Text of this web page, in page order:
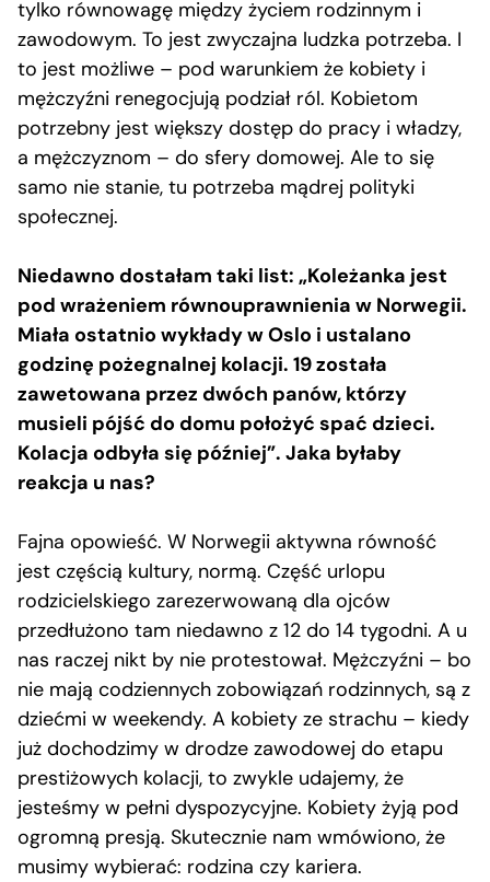
tylko równowagę między życiem rodzinnym i
zawodowym. To jest zwyczajna ludzka potrzeba. I
to jest możliwe – pod warunkiem że kobiety i
mężczyźni renegocjują podział ról. Kobietom
potrzebny jest większy dostęp do pracy i władzy,
a mężczyznom – do sfery domowej. Ale to się
samo nie stanie, tu potrzeba mądrej polityki
społecznej.
Niedawno dostałam taki list: „Koleżanka jest
pod wrażeniem równouprawnienia w Norwegii.
Miała ostatnio wykłady w Oslo i ustalano
godzinę pożegnalnej kolacji. 19 została
zawetowana przez dwóch panów, którzy
musieli pójść do domu położyć spać dzieci.
Kolacja odbyła się później”. Jaka byłaby
reakcja u nas?
Fajna opowieść. W Norwegii aktywna równość
jest częścią kultury, normą. Część urlopu
rodzicielskiego zarezerwowaną dla ojców
przedłużono tam niedawno z 12 do 14 tygodni. A u
nas raczej nikt by nie protestował. Mężczyźni – bo
nie mają codziennych zobowiązań rodzinnych, są z
dziećmi w weekendy. A kobiety ze strachu – kiedy
już dochodzimy w drodze zawodowej do etapu
prestiżowych kolacji, to zwykle udajemy, że
jesteśmy w pełni dyspozycyjne. Kobiety żyją pod
ogromną presją. Skutecznie nam wmówiono, że
musimy wybierać: rodzina czy kariera.